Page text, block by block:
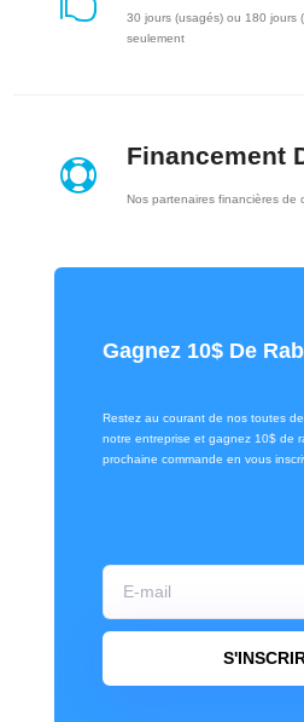
30 jours (usagés) ou 180 jours
seulement

Financement
Nos partenaires financières de
Gagnez 10$ De
Restez au courant de nos toutes
notre entreprise et gagnez 10$ de
prochaine commande en vous